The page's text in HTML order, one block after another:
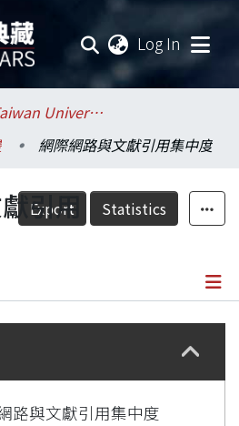
Log In
.National Taiwan University / 國立臺灣大學
網際網路與文獻引用集中度
Export Statistics
引用
Details
路與文獻引用集中度